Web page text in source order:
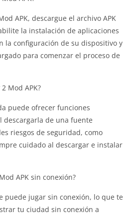
APK, descargue el archivo APK
la instalación de aplicaciones
la configuración de su dispositivo y
para comenzar el proceso de
Mod APK?
puede ofrecer funciones
descargarla de una fuente
riesgos de seguridad, como
cuidado al descargar e instalar
APK sin conexión?
puede jugar sin conexión, lo que te
tu ciudad sin conexión a